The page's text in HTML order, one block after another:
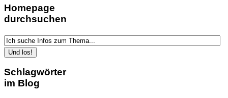
Homepage
durchsuchen
Schlagwörter
im Blog